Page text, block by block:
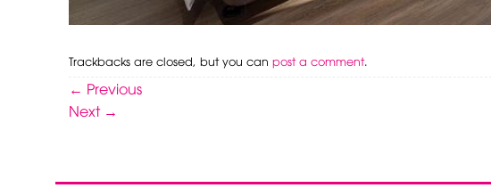
Trackbacks are closed, but you can post a comment.
← Previous
Next →